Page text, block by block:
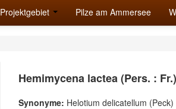
Projektgebiet Pilze am Ammersee
Hemimycena lactea (Pers. :
Synonyme: Helotium delicatellum